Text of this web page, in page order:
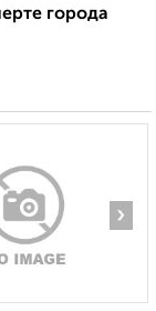
города
›